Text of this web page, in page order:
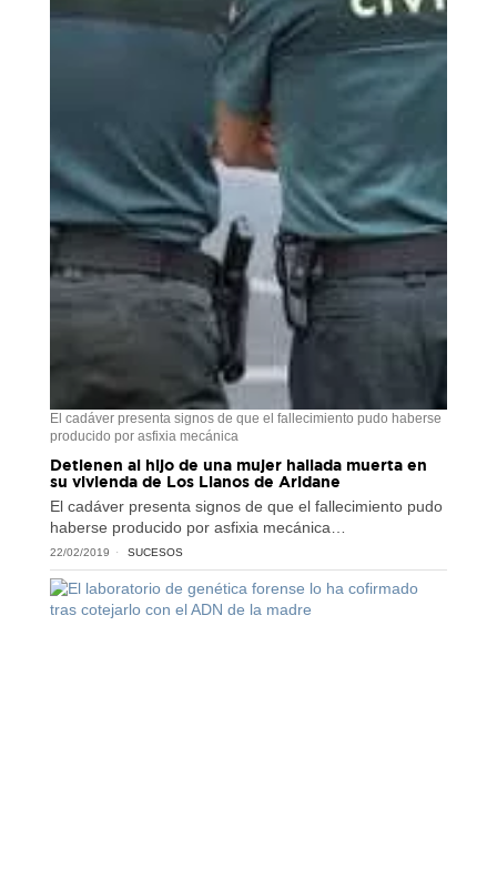
El cadáver presenta signos de que el fallecimiento pudo haberse
producido por asfixia mecánica
Detienen al hijo de una mujer hallada muerta en
su vivienda de Los Llanos de Aridane
El cadáver presenta signos de que el fallecimiento pudo
haberse producido por asfixia mecánica…
22/02/2019 SUCESOS